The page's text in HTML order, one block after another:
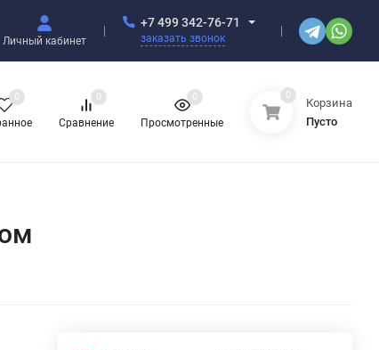
Личный кабинет
+7 499 342-76-71
заказать звонок
0
Сравнение
0
Просмотренные
0 0
Корзина
Пусто